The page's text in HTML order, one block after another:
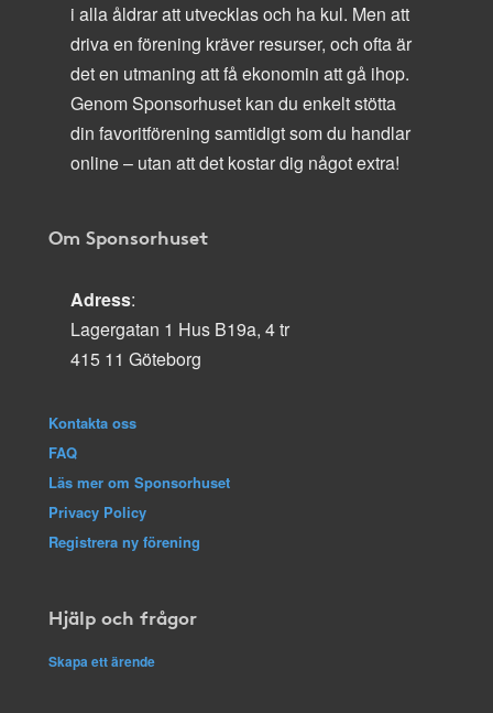
i alla åldrar att utvecklas och ha kul. Men att
driva en förening kräver resurser, och ofta är
det en utmaning att få ekonomin att gå ihop.
Genom Sponsorhuset kan du enkelt stötta
din favoritförening samtidigt som du handlar
online – utan att det kostar dig något extra!
Om Sponsorhuset
Adress:
Lagergatan 1 Hus B19a, 4 tr
415 11 Göteborg
Kontakta oss
FAQ
Läs mer om Sponsorhuset
Privacy Policy
Registrera ny förening
Hjälp och frågor
Skapa ett ärende